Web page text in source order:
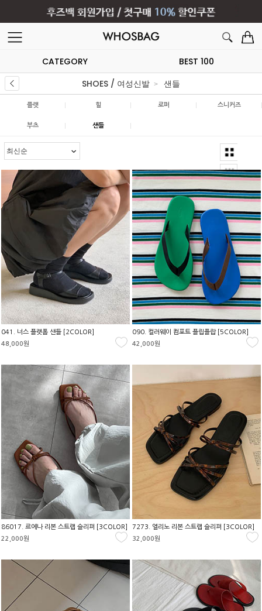
CATEGORY
BEST 100
SHOES / 여성신발
샌들
플랫 | 힐 | 로퍼 | 스니커즈 |
부츠 | 샌들 |
041. 너스 플랫폼 샌들 [2COLOR]
48,000원
090. 컬러웨이 컴포트 플립플랍 [5COLOR]
42,000원
86017. 르에나 리본 스트랩 슬리퍼 [3COLOR]
22,000원
7273. 엘리노 리본 스트랩 슬리퍼 [3COLOR]
32,000원